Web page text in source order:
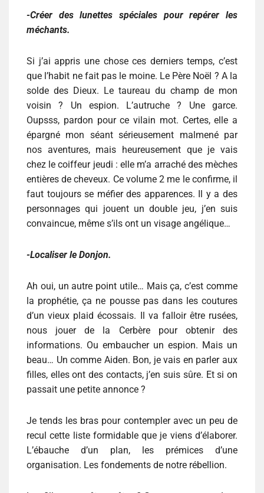
-Créer des lunettes spéciales pour repérer les
méchants.
Si j’ai appris une chose ces derniers temps, c’est
que l’habit ne fait pas le moine. Le Père Noël ? A la
solde des Dieux. Le taureau du champ de mon
voisin ? Un espion. L’autruche ? Une garce.
Oupsss, pardon pour ce vilain mot. Certes, elle a
épargné mon séant sérieusement malmené par
nos aventures, mais heureusement que je vais
chez le coiffeur jeudi : elle m’a arraché des mèches
entières de cheveux. Ce volume 2 me le confirme, il
faut toujours se méfier des apparences. Il y a des
personnages qui jouent un double jeu, j’en suis
convaincue, même s’ils ont un visage angélique…
-Localiser le Donjon.
Ah oui, un autre point utile… Mais ça, c’est comme
la prophétie, ça ne pousse pas dans les coutures
d’un vieux plaid écossais. Il va falloir être rusées,
nous jouer de la Cerbère pour obtenir des
informations. Ou embaucher un espion. Mais un
beau… Un comme Aiden. Bon, je vais en parler aux
filles, elles ont des contacts, j’en suis sûre. Et si on
passait une petite annonce ?
Je tends les bras pour contempler avec un peu de
recul cette liste formidable que je viens d’élaborer.
L’ébauche d’un plan, les prémices d’une
organisation. Les fondements de notre rébellion.